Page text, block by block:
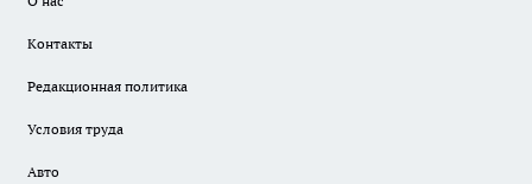
Контакты
Редакционная политика
Условия труда
Авто